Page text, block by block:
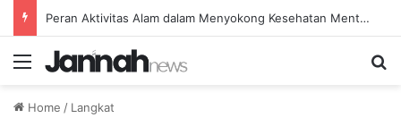
Peran Aktivitas Alam dalam Menyokong Kesehatan Mental dan Menenangkan Pikiran di Masa Sulit
Menu
Home / Langkat